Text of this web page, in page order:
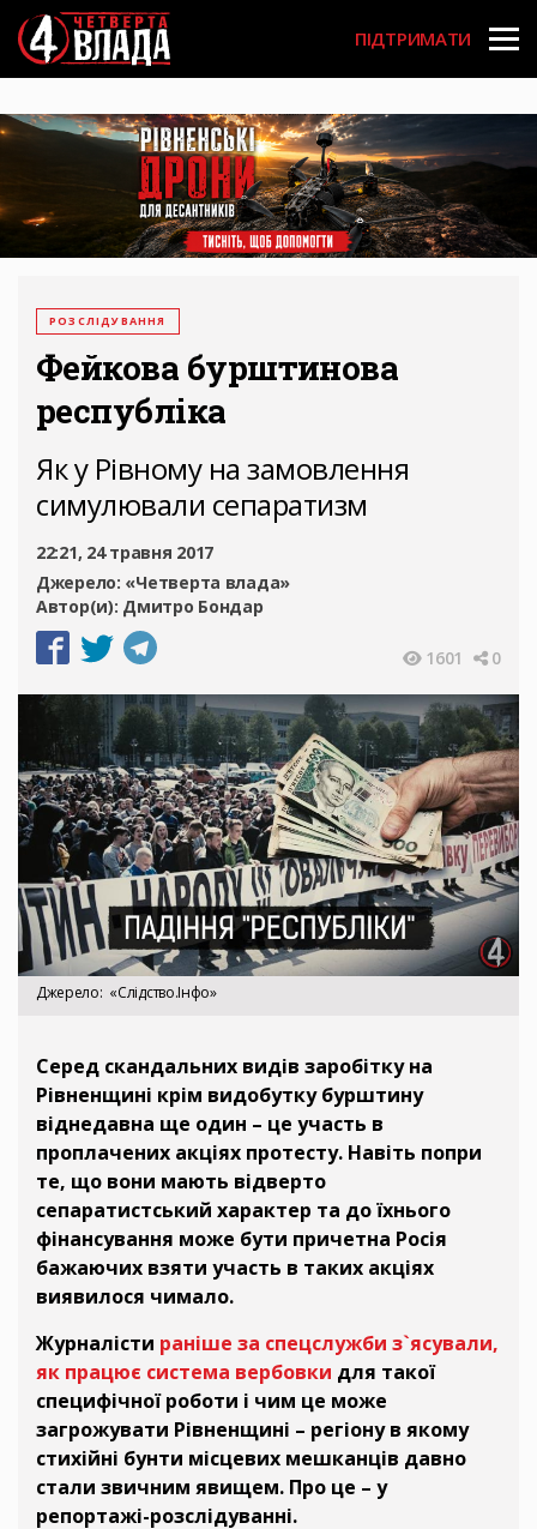
Перейти
до
основного
вмісту
User
account
menu
ПІДТРИМАТИ
РОЗСЛІДУВАННЯ
Фейкова бурштинова
республіка
Як у Рівному на замовлення
симулювали сепаратизм
22:21, 24 травня 2017
Джерело: «Четверта влада»
Автор(и): Дмитро Бондар
1601 0
Джерело «Слідство.Інфо»
Серед скандальних видів заробітку на
Рівненщині крім видобутку бурштину
віднедавна ще один – це участь в
проплачених акціях протесту. Навіть попри
те, що вони мають відверто
сепаратистський характер та до їхнього
фінансування може бути причетна Росія
бажаючих взяти участь в таких акціях
виявилося чимало.
Журналісти раніше за спецслужби з`ясували,
як працює система вербовки для такої
специфічної роботи і чим це може
загрожувати Рівненщині – регіону в якому
стихійні бунти місцевих мешканців давно
стали звичним явищем. Про це – у
репортажі-розслідуванні.